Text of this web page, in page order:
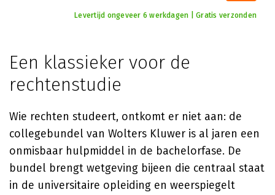
Levertijd ongeveer 6 werkdagen | Gratis verzonden
Een klassieker voor de
rechtenstudie
Wie rechten studeert, ontkomt er niet aan: de
collegebundel van Wolters Kluwer is al jaren een
onmisbaar hulpmiddel in de bachelorfase. De
bundel brengt wetgeving bijeen die centraal staat
in de universitaire opleiding en weerspiegelt